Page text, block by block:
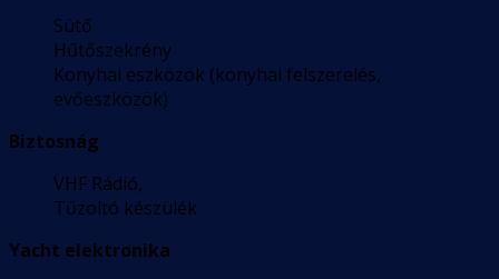
Sütő
Hűtőszekrény
Konyhai eszközök (konyhai felszerelés,
evőeszközök)
Biztosnág
VHF Rádió,
Tűzoltó készülék
Yacht elektronika